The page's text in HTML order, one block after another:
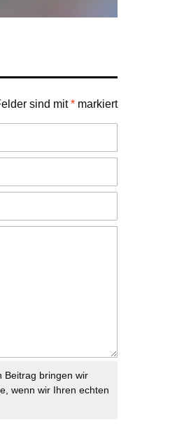
sind mit* markiert
Beitrag bringen wir
wenn wir Ihren echten